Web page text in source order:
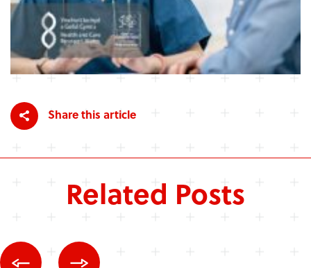
Share this article
Related Posts